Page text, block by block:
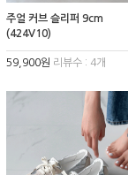
주얼 커브 슬리퍼 9cm
(424V10)
59,900원 리뷰수 : 4개